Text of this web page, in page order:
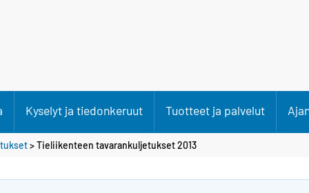
Kyselyt ja tiedonkeruut Tuotteet ja palvelut
> Tieliikenteen tavarankuljetukset 2013